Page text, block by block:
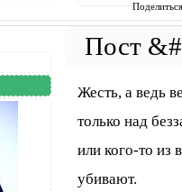
Жесть, а ведь
только над
или кого-то из
убивают.